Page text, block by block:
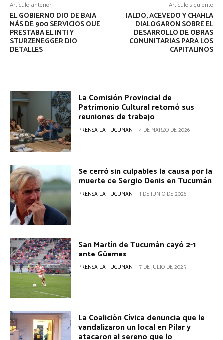
Artículo anterior
EL GOBIERNO DIO DE BAJA
MÁS DE 900 SERVICIOS QUE
PRESTABA EL INTI Y
STURZENEGGER DIO
DETALLES
Artículo siguiente
JALDO, ACEVEDO Y CHAHLA
DIALOGARON SOBRE EL
DESARROLLO DE OBRAS
COMUNITARIAS PARA LOS
CAPITALINOS
La Comisión Provincial de
Patrimonio Cultural retomó sus
reuniones de trabajo
PRENSA LA TUCUMAN - 4 DE MARZO DE 2026
Se cerró sin culpables la causa por la
muerte de Sergio Denis en Tucumán
PRENSA LA TUCUMAN - 1 DE JUNIO DE 2026
San Martín de Tucumán cayó 2-1
ante Güemes
PRENSA LA TUCUMAN - 7 DE JULIO DE 2025
La Coalición Cívica denuncia que le
vandalizaron un local en Pilar y
atacaron al sereno que lo